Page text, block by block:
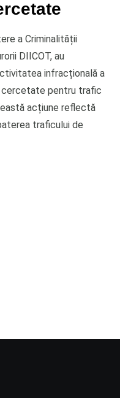
a Criminalității
DIICOT, au
infracțională a
cercetate pentru trafic
acțiune reflectă
traficului de